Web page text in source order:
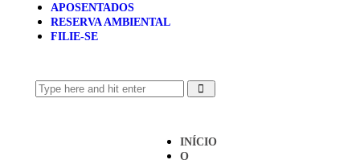
APOSENTADOS
RESERVA AMBIENTAL
FILIE-SE
INÍCIO
O